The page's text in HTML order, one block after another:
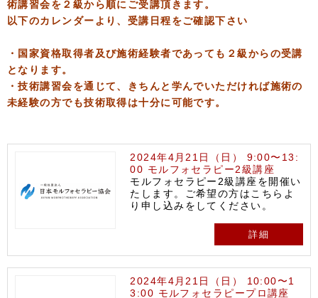
術講習会を２級から順にご受講頂きます。
以下のカレンダーより、受講日程をご確認下さい
・国家資格取得者及び施術経験者であっても２級からの受講
となります。
・技術講習会を通じて、きちんと学んでいただければ施術の
未経験の方でも技術取得は十分に可能です。
2024年4月21日（日） 9:00〜13:
00 モルフォセラピー2級講座
モルフォセラピー2級講座を開催い
たします。ご希望の方はこちらよ
り申し込みをしてください。
詳細
2024年4月21日（日） 10:00〜1
3:00 モルフォセラピープロ講座